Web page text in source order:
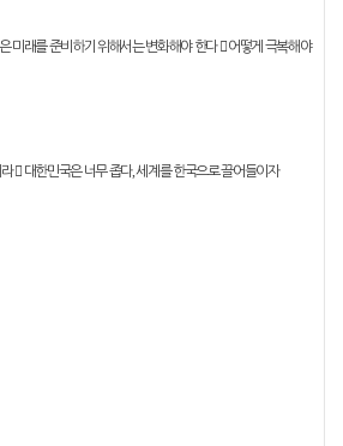
미래를 준비하기 위해서는 변화해야 한다 어떻게 극복해야
라 대한민국은 너무 좁다,세계를 한국으로 끌어들이자